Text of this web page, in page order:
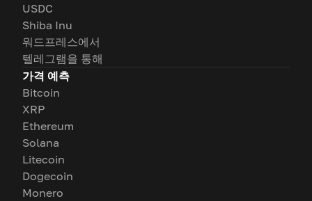
USDC
Shiba Inu
워드프레스에서
텔레그램을 통해
가격 예측
Bitcoin
XRP
Ethereum
Solana
Litecoin
Dogecoin
Monero